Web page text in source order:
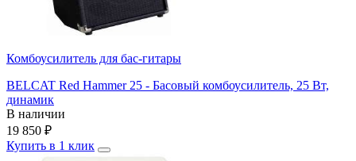
Комбоусилитель для бас-гитары
BELCAT Red Hammer 25 - Басовый комбоусилитель, 25 Вт,
динамик
В наличии
19 850 ₽
Купить в 1 клик